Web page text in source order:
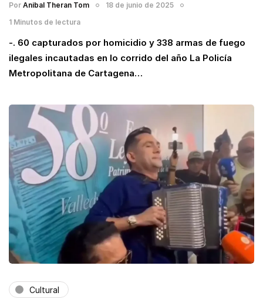
Por Anibal Theran Tom
18 de junio de 2025
1 Minutos de lectura
-. 60 capturados por homicidio y 338 armas de fuego
ilegales incautadas en lo corrido del año La Policía
Metropolitana de Cartagena…
Cultural